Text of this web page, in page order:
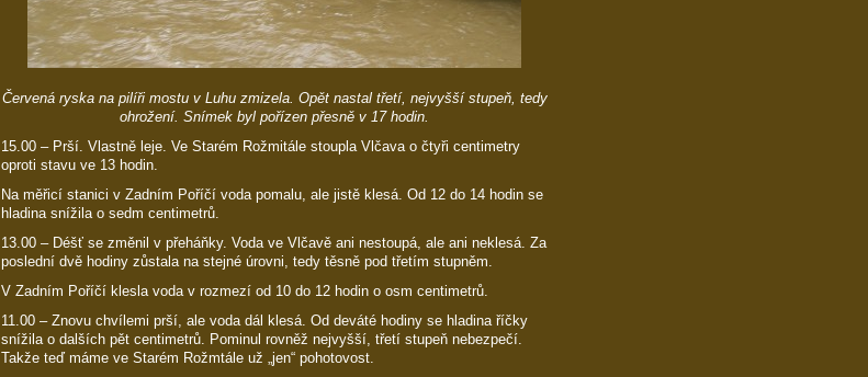
Červená ryska na pilíři mostu v Luhu zmizela. Opět nastal třetí, nejvyšší stupeň, tedy
ohrožení. Snímek byl pořízen přesně v 17 hodin.
15.00 – Prší. Vlastně leje. Ve Starém Rožmitále stoupla Vlčava o čtyři centimetry
oproti stavu ve 13 hodin.
Na měřicí stanici v Zadním Poříčí voda pomalu, ale jistě klesá. Od 12 do 14 hodin se
hladina snížila o sedm centimetrů.
13.00 – Déšť se změnil v přeháňky. Voda ve Vlčavě ani nestoupá, ale ani neklesá. Za
poslední dvě hodiny zůstala na stejné úrovni, tedy těsně pod třetím stupněm.
V Zadním Poříčí klesla voda v rozmezí od 10 do 12 hodin o osm centimetrů.
11.00 – Znovu chvílemi prší, ale voda dál klesá. Od deváté hodiny se hladina říčky
snížila o dalších pět centimetrů. Pominul rovněž nejvyšší, třetí stupeň nebezpečí.
Takže teď máme ve Starém Rožmtále už „jen“ pohotovost.